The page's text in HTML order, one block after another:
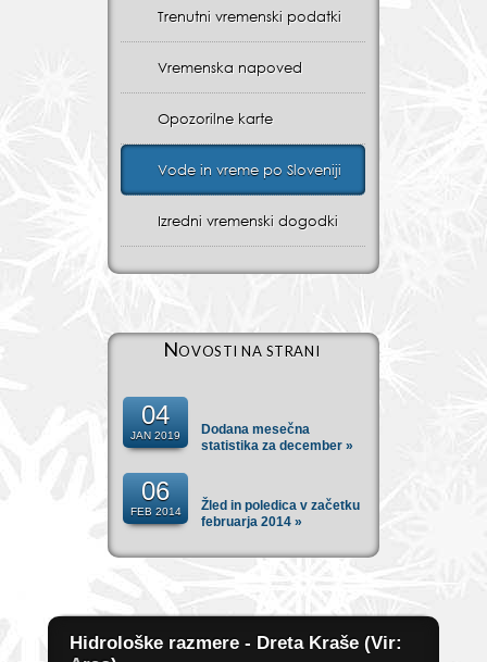
Trenutni vremenski podatki
Vremenska napoved
Opozorilne karte
Vode in vreme po Sloveniji
Izredni vremenski dogodki
Novosti na strani
04
JAN 2019
Dodana mesečna
statistika za december »
06
FEB 2014
Žled in poledica v začetku
februarja 2014 »
Hidrološke razmere - Dreta Kraše (Vir: